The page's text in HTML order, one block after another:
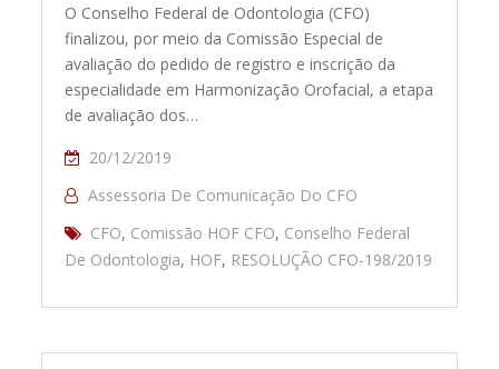
O Conselho Federal de Odontologia (CFO)
finalizou, por meio da Comissão Especial de
avaliação do pedido de registro e inscrição da
especialidade em Harmonização Orofacial, a etapa
de avaliação dos…
20/12/2019
Assessoria De Comunicação Do CFO
CFO, Comissão HOF CFO, Conselho Federal
De Odontologia, HOF, RESOLUÇÃO CFO-198/2019